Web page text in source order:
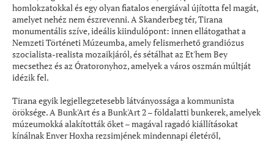
homlokzatokkal és egy olyan fiatalos energiával újította fel magát,
amelyet nehéz nem észrevenni. A Skanderbeg tér, Tirana
monumentális szíve, ideális kiindulópont: innen ellátogathat a
Nemzeti Történeti Múzeumba, amely felismerhető grandiózus
szocialista-realista mozaikjáról, és sétálhat az Et'hem Bey
mecsethez és az Óratoronyhoz, amelyek a város oszmán múltját
idézik fel.
Tirana egyik legjellegzetesebb látványossága a kommunista
öröksége. A Bunk'Art és a Bunk'Art 2 – földalatti bunkerek, amelyek
múzeumokká alakították őket – magával ragadó kiállításokat
kínálnak Enver Hoxha rezsimjének mindennapi életéről,